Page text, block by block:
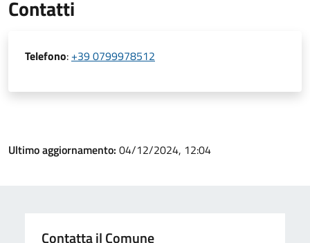
Contatti
Telefono: +39 0799978512
Ultimo aggiornamento: 04/12/2024, 12:04
Contatta il Comune